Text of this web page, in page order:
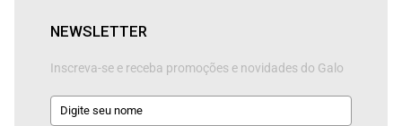
NEWSLETTER
Inscreva-se e receba promoções e novidades do Galo